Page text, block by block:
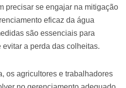
precisar se engajar na mitigação
eficaz da água
são essenciais para
a perda das colheitas.
os agricultores e trabalhadores